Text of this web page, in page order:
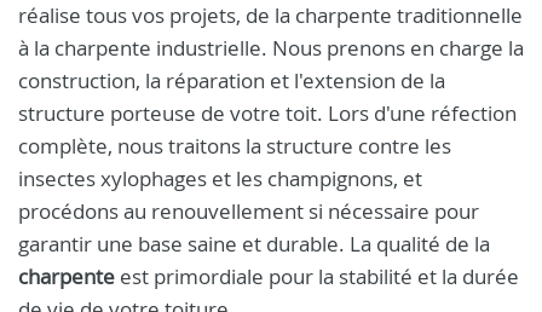
réalise tous vos projets, de la charpente traditionnelle
à la charpente industrielle. Nous prenons en charge la
construction, la réparation et l'extension de la
structure porteuse de votre toit. Lors d'une réfection
complète, nous traitons la structure contre les
insectes xylophages et les champignons, et
procédons au renouvellement si nécessaire pour
garantir une base saine et durable. La qualité de la
charpente est primordiale pour la stabilité et la durée